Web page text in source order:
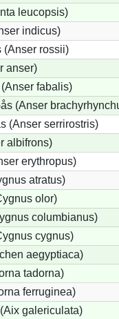
leucopsis)
indicus)
rossii)
anser)
fabalis)
(Anser
(Anser serrirostris)
albifrons)
erythropus)
atratus)
olor)
columbianus)
cygnus)
aegyptiaca)
tadorna)
ferruginea)
galericulata)